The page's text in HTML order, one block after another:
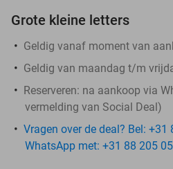
Grote kleine letters
Geldig vanaf moment van
Geldig van maandag t/m
Reserveren: na aankoop via
vermelding van Social Deal)
Vragen over de deal? Bel:
WhatsApp met: +31 88 205